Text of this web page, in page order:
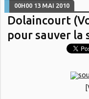
00H00 13 MAI 2010
Dolaincourt
pour sauver la